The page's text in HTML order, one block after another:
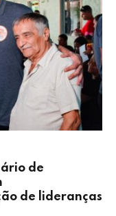
de
de lideranças